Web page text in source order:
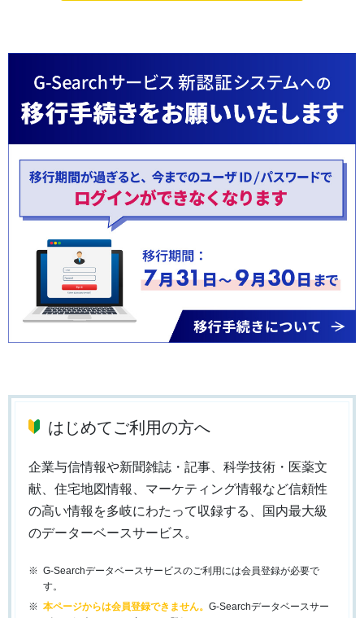
はじめてご利用の方へ
企業与信情報や新聞雑誌・記事、科学技術・医薬文
献、住宅地図情報、マーケティング情報など信頼性
の高い情報を多岐にわたって収録する、国内最大級
のデーターベースサービス。
G-Searchデータベースサービスのご利用には会員登録が必要で
す。
本ページからは会員登録できません。 G-Searchデータベースサー